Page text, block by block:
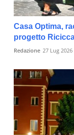
Casa Optima,
progetto
Redazione 27 Lug 2026